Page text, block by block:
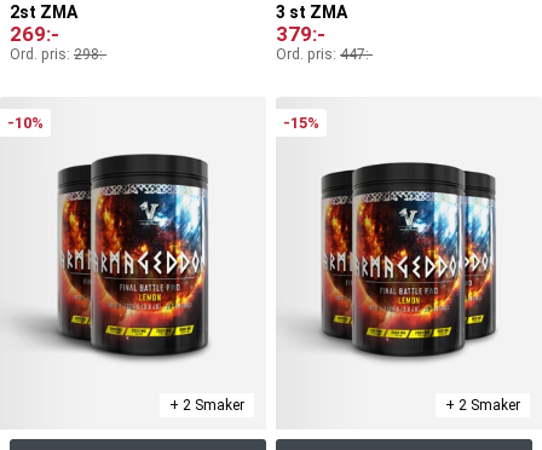
2st ZMA
269:-
Ord. pris: 298:-
3 st ZMA
379:-
Ord. pris: 447:-
-10%
+ 2 Smaker
-15%
+ 2 Smaker